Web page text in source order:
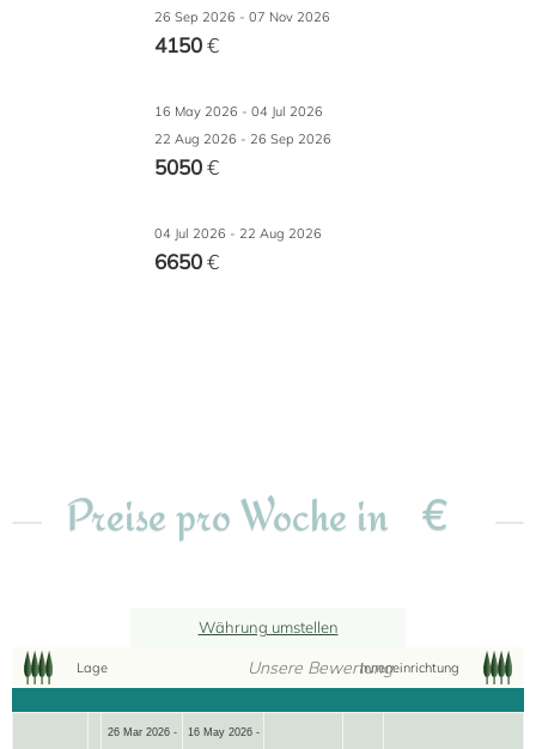
26 Sep 2026 - 07 Nov 2026
4150€
16 May 2026 - 04 Jul 2026
22 Aug 2026 - 26 Sep 2026
5050€
04 Jul 2026 - 22 Aug 2026
6650€
Preise pro Woche in €
Währung umstellen
Lage Unsere BewertungInneneinrichtung
26 Mar 2026 - 16 May 2026 -